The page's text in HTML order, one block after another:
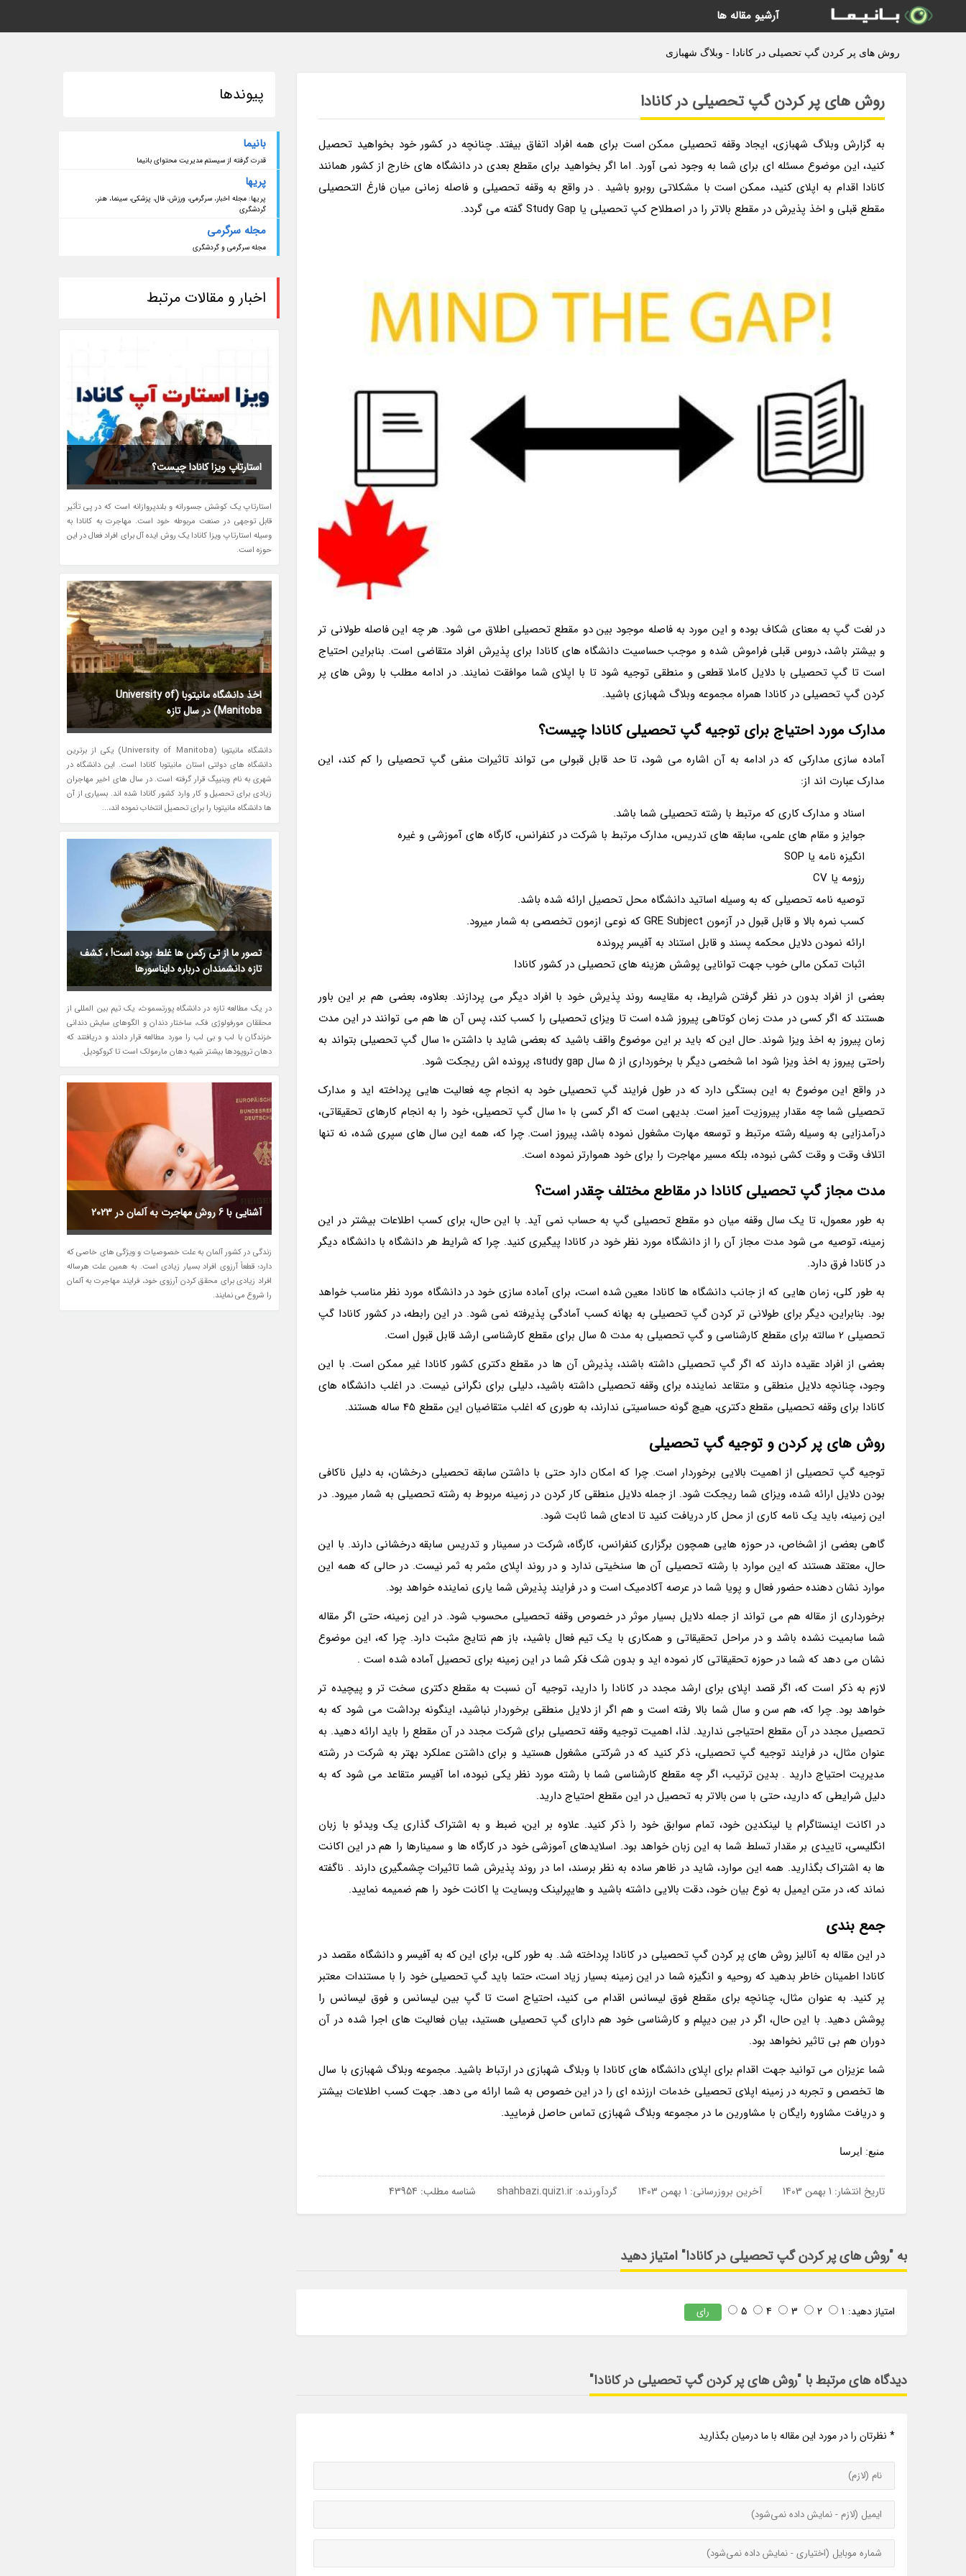
روش های پر کردن گپ تحصیلی در کانادا - وبلاگ شهبازی
روش های پر کردن گپ تحصیلی در کانادا
به گزارش وبلاگ شهبازی، ایجاد وقفه تحصیلی ممکن است برای همه افراد اتفاق بیفتد. چنانچه در کشور خود بخواهید تحصیل
کنید، این موضوع مسئله ای برای شما به وجود نمی آورد. اما اگر بخواهید برای مقطع بعدی در دانشگاه های خارج از کشور همانند
کانادا اقدام به اپلای کنید، ممکن است با مشکلاتی روبرو باشید . در واقع به وقفه تحصیلی و فاصله زمانی میان فارغ التحصیلی
مقطع قبلی و اخذ پذیرش در مقطع بالاتر را در اصطلاح کپ تحصیلی یا Study Gap گفته می گردد.
در لغت گپ به معنای شکاف بوده و این مورد به فاصله موجود بین دو مقطع تحصیلی اطلاق می شود. هر چه این فاصله طولانی تر
و بیشتر باشد، دروس قبلی فراموش شده و موجب حساسیت دانشگاه های کانادا برای پذیرش افراد متقاضی است. بنابراین احتیاج
است تا گپ تحصیلی با دلایل کاملا قطعی و منطقی توجیه شود تا با اپلای شما موافقت نمایند. در ادامه مطلب با روش های پر
کردن گپ تحصیلی در کانادا همراه مجموعه وبلاگ شهبازی باشید.
مدارک مورد احتیاج برای توجیه گپ تحصیلی کانادا چیست؟
آماده سازی مدارکی که در ادامه به آن اشاره می شود، تا حد قابل قبولی می تواند تاثیرات منفی گپ تحصیلی را کم کند، این
مدارک عبارت اند از:
اسناد و مدارک کاری که مرتبط با رشته تحصیلی شما باشد.
جوایز و مقام های علمی، سابقه های تدریس، مدارک مرتبط با شرکت در کنفرانس، کارگاه های آموزشی و غیره
انگیزه نامه یا SOP
رزومه یا CV
توصیه نامه تحصیلی که به وسیله اساتید دانشگاه محل تحصیل ارائه شده باشد.
کسب نمره بالا و قابل قبول در آزمون GRE Subject که نوعی ازمون تخصصی به شمار میرود.
ارائه نمودن دلایل محکمه پسند و قابل استناد به آفیسر پرونده
اثبات تمکن مالی خوب جهت توانایی پوشش هزینه های تحصیلی در کشور کانادا
بعضی از افراد بدون در نظر گرفتن شرایط، به مقایسه روند پذیرش خود با افراد دیگر می پردازند. بعلاوه، بعضی هم بر این باور
هستند که اگر کسی در مدت زمان کوتاهی پیروز شده است تا ویزای تحصیلی را کسب کند، پس آن ها هم می توانند در این مدت
زمان پیروز به اخذ ویزا شوند. حال این که باید بر این موضوع واقف باشید که بعضی شاید با داشتن 10 سال گپ تحصیلی بتواند به
راحتی پیروز به اخذ ویزا شود اما شخصی دیگر با برخورداری از 5 سال study gap، پرونده اش ریجکت شود.
در واقع این موضوع به این بستگی دارد که در طول فرایند گپ تحصیلی خود به انجام چه فعالیت هایی پرداخته اید و مدارک
تحصیلی شما چه مقدار پیروزیت آمیز است. بدیهی است که اگر کسی با 10 سال گپ تحصیلی، خود را به انجام کارهای تحقیقاتی،
درآمدزایی به وسیله رشته مرتبط و توسعه مهارت مشغول نموده باشد، پیروز است. چرا که، همه این سال های سپری شده، نه تنها
اتلاف وقت و وقت کشی نبوده، بلکه مسیر مهاجرت را برای خود هموارتر نموده است.
مدت مجاز گپ تحصیلی کانادا در مقاطع مختلف چقدر است؟
به طور معمول، تا یک سال وقفه میان دو مقطع تحصیلی گپ به حساب نمی آید. با این حال، برای کسب اطلاعات بیشتر در این
زمینه، توصیه می شود مدت مجاز آن را از دانشگاه مورد نظر خود در کانادا پیگیری کنید. چرا که شرایط هر دانشگاه با دانشگاه دیگر
در کانادا فرق دارد.
به طور کلی، زمان هایی که از جانب دانشگاه ها کانادا معین شده است، برای آماده سازی خود در دانشگاه مورد نظر مناسب خواهد
بود. بنابراین، دیگر برای طولانی تر کردن گپ تحصیلی به بهانه کسب آمادگی پذیرفته نمی شود. در این رابطه، در کشور کانادا گپ
تحصیلی 2 سالته برای مقطع کارشناسی و گپ تحصیلی به مدت 5 سال برای مقطع کارشناسی ارشد قابل قبول است.
بعضی از افراد عقیده دارند که اگر گپ تحصیلی داشته باشند، پذیرش آن ها در مقطع دکتری کشور کانادا غیر ممکن است. با این
وجود، چنانچه دلایل منطقی و متقاعد نماینده برای وقفه تحصیلی داشته باشید، دلیلی برای نگرانی نیست. در اغلب دانشگاه های
کانادا برای وقفه تحصیلی مقطع دکتری، هیچ گونه حساسیتی ندارند، به طوری که اغلب متقاضیان این مقطع 45 ساله هستند.
روش های پر کردن و توجیه گپ تحصیلی
توجیه گپ تحصیلی از اهمیت بالایی برخوردار است. چرا که امکان دارد حتی با داشتن سابقه تحصیلی درخشان، به دلیل ناکافی
بودن دلایل ارائه شده، ویزای شما ریجکت شود. از جمله دلایل منطقی کار کردن در زمینه مربوط به رشته تحصیلی به شمار میرود. در
این زمینه، باید یک نامه کاری از محل کار دریافت کنید تا ادعای شما ثابت شود.
گاهی بعضی از اشخاص، در حوزه هایی همچون برگزاری کنفرانس، کارگاه، شرکت در سمینار و تدریس سابقه درخشانی دارند. با این
حال، معتقد هستند که این موارد با رشته تحصیلی آن ها سنخیتی ندارد و در روند اپلای مثمر به ثمر نیست. در حالی که همه این
موارد نشان دهنده حضور فعال و پویا شما در عرصه آکادمیک است و در فرایند پذیرش شما یاری نماینده خواهد بود.
برخورداری از مقاله هم می تواند از جمله دلایل بسیار موثر در خصوص وقفه تحصیلی محسوب شود. در این زمینه، حتی اگر مقاله
شما سابمیت نشده باشد و در مراحل تحقیقاتی و همکاری با یک تیم فعال باشید، باز هم نتایج مثبت دارد. چرا که، این موضوع
نشان می دهد که شما در حوزه تحقیقاتی کار نموده اید و بدون شک فکر شما در این زمینه برای تحصیل آماده شده است .
لازم به ذکر است که، اگر قصد اپلای برای ارشد مجدد در کانادا را دارید، توجیه آن نسبت به مقطع دکتری سخت تر و پیچیده تر
خواهد بود. چرا که، هم سن و سال شما بالا رفته است و هم اگر از دلایل منطقی برخوردار نباشید، اینگونه برداشت می شود که به
تحصیل مجدد در آن مقطع احتیاجی ندارید. لذا، اهمیت توجیه وقفه تحصیلی برای شرکت مجدد در آن مقطع را باید ارائه دهید. به
عنوان مثال، در فرایند توجیه گپ تحصیلی، ذکر کنید که در شرکتی مشغول هستید و برای داشتن عملکرد بهتر به شرکت در رشته
مدیریت احتیاج دارید . بدین ترتیب، اگر چه مقطع کارشناسی شما با رشته مورد نظر یکی نبوده، اما آفیسر متقاعد می شود که به
دلیل شرایطی که دارید، حتی با سن بالاتر به تحصیل در این مقطع احتیاج دارید.
در اکانت اینستاگرام یا لینکدین خود، تمام سوابق خود را ذکر کنید. علاوه بر این، ضبط و به اشتراک گذاری یک ویدئو با زبان
انگلیسی، تاییدی بر مقدار تسلط شما به این زبان خواهد بود. اسلایدهای آموزشی خود در کارگاه ها و سمینارها را هم در این اکانت
ها به اشتراک بگذارید. همه این موارد، شاید در ظاهر ساده به نظر برسند، اما در روند پذیرش شما تاثیرات چشمگیری دارند . ناگفته
نماند که، در متن ایمیل به نوع بیان خود، دقت بالایی داشته باشید و هایپرلینک وبسایت یا اکانت خود را هم ضمیمه نمایید.
جمع بندی
در این مقاله به آنالیز روش های پر کردن گپ تحصیلی در کانادا پرداخته شد. به طور کلی، برای این که به آفیسر و دانشگاه مقصد در
کانادا اطمینان خاطر بدهید که روحیه و انگیزه شما در این زمینه بسیار زیاد است، حتما باید گپ تحصیلی خود را با مستندات معتبر
پر کنید. به عنوان مثال، چنانچه برای مقطع فوق لیسانس اقدام می کنید، احتیاج است تا گپ بین لیسانس و فوق لیسانس را
پوشش دهید. با این حال، اگر در بین دیپلم و کارشناسی خود هم دارای گپ تحصیلی هستید، بیان فعالیت های اجرا شده در آن
دوران هم بی تاثیر نخواهد بود.
شما عزیزان می توانید جهت اقدام برای اپلای دانشگاه های کانادا با وبلاگ شهبازی در ارتباط باشید. مجموعه وبلاگ شهبازی با سال
ها تخصص و تجربه در زمینه اپلای تحصیلی خدمات ارزنده ای را در این خصوص به شما ارائه می دهد. جهت کسب اطلاعات بیشتر
و دریافت مشاوره رایگان با مشاورین ما در مجموعه وبلاگ شهبازی تماس حاصل فرمایید.
منبع: ایرسا
تاریخ انتشار: 1 بهمن 1403 آخرین بروزرسانی: 1 بهمن 1403 گردآورنده: shahbazi.quiz1.ir شناسه مطلب: 43954
به "روش های پر کردن گپ تحصیلی در کانادا" امتیاز دهید
امتیاز دهید: 1
2
3
4
5 رای
دیدگاه های مرتبط با "روش های پر کردن گپ تحصیلی در کانادا"
* نظرتان را در مورد این مقاله با ما درمیان بگذارید
پیوندها
بانیما
قدرت گرفته از سیستم مدیریت محتوای بانیما
پریها
پریها: مجله اخبار، سرگرمی، ورزش، فال، پزشکی، سینما، هنر،
گردشگری
مجله سرگرمی
مجله سرگرمی و گردشگری
اخبار و مقالات مرتبط
استارتاپ ویزا کانادا چیست؟
استارتاپ یک کوشش جسورانه و بلندپروازانه است که در پی تأثیر
قابل توجهی در صنعت مربوطه خود است. مهاجرت به کانادا به
وسیله استارتاپ ویزا کانادا یک روش ایده آل برای افراد فعال در این
حوزه است.
اخذ دانشگاه مانیتوبا (University of
Manitoba) در سال تازه
دانشگاه مانیتوبا (University of Manitoba) یکی از برترین
دانشگاه های دولتی استان مانیتوبا کانادا است. این دانشگاه در
شهری به نام وینیپگ قرار گرفته است. در سال های اخیر مهاجران
زیادی برای تحصیل و کار وارد کشور کانادا شده اند. بسیاری از آن
ها دانشگاه مانیتوبا را برای تحصیل انتخاب نموده اند،...
تصور ما از تی رکس ها غلط بوده است! ، کشف
تازه دانشمندان درباره دایناسورها
در یک مطالعه تازه در دانشگاه پورتسموث، یک تیم بین المللی از
محققان مورفولوژی فک، ساختار دندان و الگوهای سایش دندانی
خزندگان با لب و بی لب را مورد مطالعه قرار دادند و دریافتند که
دهان تروپودها بیشتر شبیه دهان مارمولک است تا کروکودیل.
آشنایی با 6 روش مهاجرت به آلمان در 2023
زندگی در کشور آلمان به علت خصوصیات و ویژگی های خاصی که
دارد؛ قطعاً آرزوی افراد بسیار زیادی است. به همین علت هرساله
افراد زیادی برای محقق کردن آرزوی خود، فرایند مهاجرت به آلمان
را شروع می نمایند.
آرشیو مقاله ها